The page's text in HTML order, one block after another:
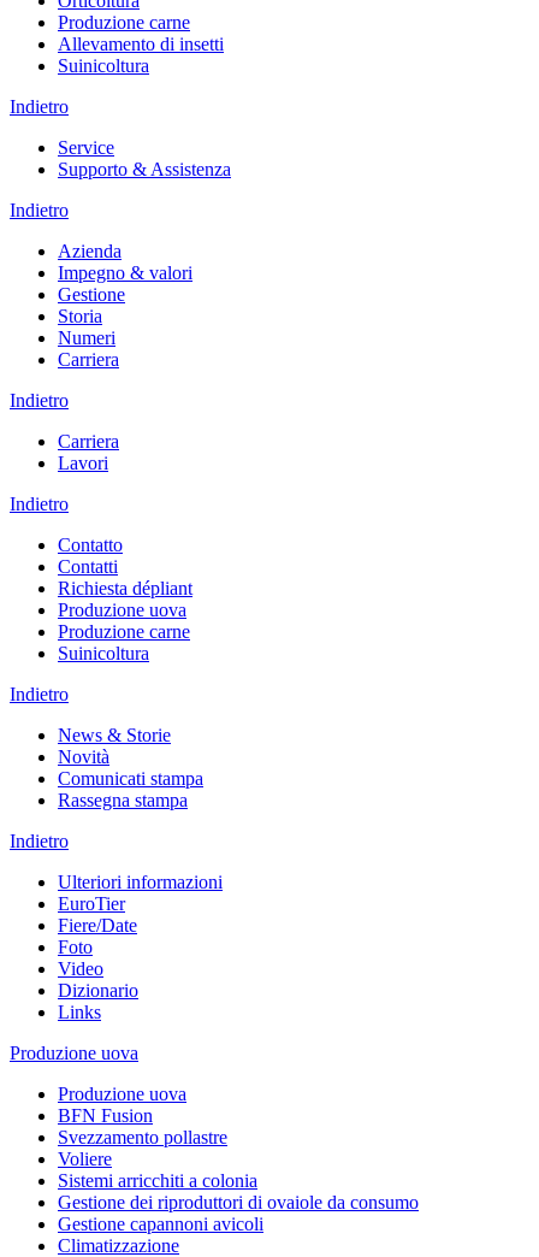
Produzione carne
Allevamento di insetti
Suinicoltura
Indietro
Service
Supporto & Assistenza
Indietro
Azienda
Impegno & valori
Gestione
Storia
Numeri
Carriera
Indietro
Carriera
Lavori
Indietro
Contatto
Contatti
Richiesta dépliant
Produzione uova
Produzione carne
Suinicoltura
Indietro
News & Storie
Novità
Comunicati stampa
Rassegna stampa
Indietro
Ulteriori informazioni
EuroTier
Fiere/Date
Foto
Video
Dizionario
Links
Produzione uova
Produzione uova
BFN Fusion
Svezzamento pollastre
Voliere
Sistemi arricchiti a colonia
Gestione dei riproduttori di ovaiole da consumo
Gestione capannoni avicoli
Climatizzazione